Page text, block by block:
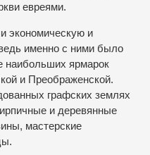
евреями.
экономическую и
именно с ними было
наибольших ярмарок
и Преображенской.
графских землях
и деревянные
мастерские